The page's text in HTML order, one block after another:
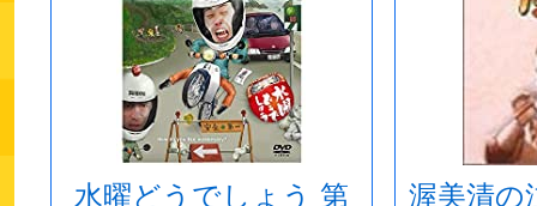
水曜どうでしょう 第
渥美清の